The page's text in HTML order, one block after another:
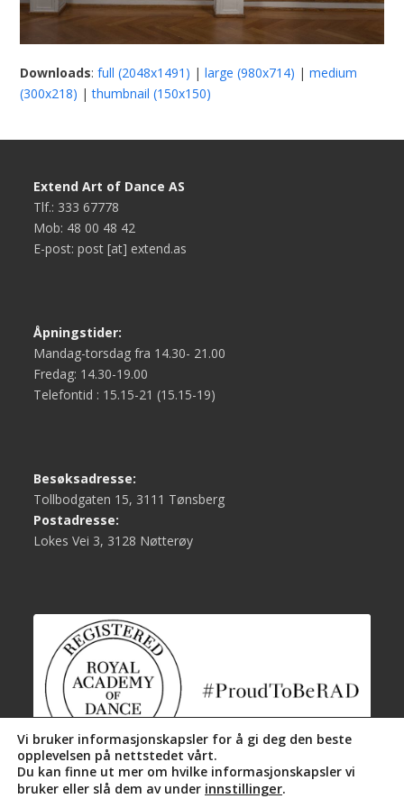
Downloads:full (2048x1491) |large (980x714) |medium
(300x218) |thumbnail (150x150)
Extend Art of Dance AS
Tlf.: 333 67778
Mob: 48 00 48 42
E-post: post [at] extend.as
Åpningstider:
Mandag-torsdag fra 14.30- 21.00
Fredag: 14.30-19.00
Telefontid : 15.15-21 (15.15-19)
Besøksadresse:
Tollbodgaten 15, 3111 Tønsberg
Postadresse:
Lokes Vei 3, 3128 Nøtterøy
Vi bruker informasjonskapsler for å gi deg den beste
opplevelsen på nettstedet vårt.
Du kan finne ut mer om hvilke informasjonskapsler vi
bruker eller slå dem av under innstillinger.